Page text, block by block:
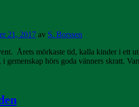
21, 2017 av S. Borssen
Årets mörkaste tid, kalla kinder i ett
gemenskap hörs goda vänners skratt.